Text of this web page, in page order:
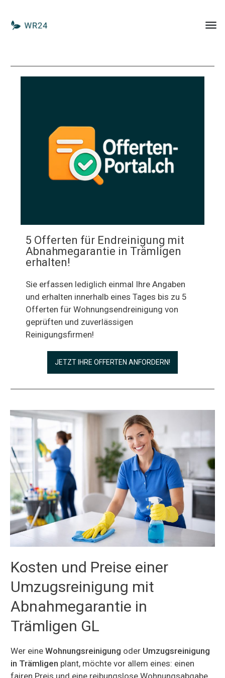
5 Offerten für Endreinigung mit
Abnahmegarantie in Trämligen
erhalten!
Sie erfassen lediglich einmal Ihre Angaben
und erhalten innerhalb eines Tages bis zu 5
Offerten für Wohnungsendreinigung von
geprüften und zuverlässigen
Reinigungsfirmen!
JETZT IHRE OFFERTEN ANFORDERN!
Kosten und Preise einer
Umzugsreinigung mit
Abnahmegarantie in
Trämligen GL
Wer eine Wohnungsreinigung oder Umzugsreinigung
in Trämligen plant, möchte vor allem eines: einen
fairen Preis und eine reibungslose Wohnungsabgabe.